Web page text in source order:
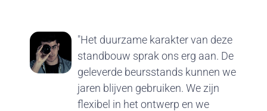
"Het duurzame karakter van deze
standbouw sprak ons erg aan. De
geleverde beursstands kunnen we
jaren blijven gebruiken. We zijn
flexibel in het ontwerp en we